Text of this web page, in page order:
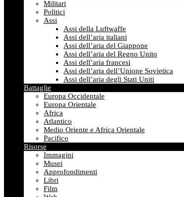
Militari
Politici
Assi
Assi della Luftwaffe
Assi dell’aria italiani
Assi dell’aria del Giappone
Assi dell’aria del Regno Unito
Assi dell’aria francesi
Assi dell’aria dell’Unione Sovietica
Assi dell’aria degli Stati Uniti
Battaglie
Europa Occidentale
Europa Orientale
Africa
Atlantico
Medio Oriente e Africa Orientale
Pacifico
Risorse
Immagini
Musei
Approfondimenti
Libri
Film